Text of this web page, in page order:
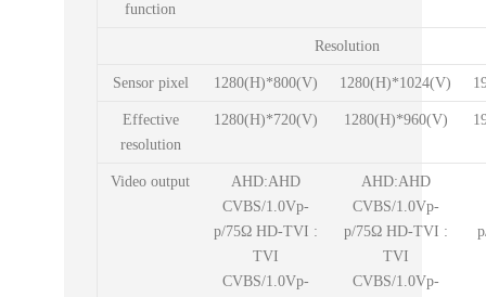
function
Resolution
Sensor pixel 1280(H)*800(V) 1280(H)*1024(V)
Effective
resolution
1280(H)*720(V) 1280(H)*960(V)
Video output
AHD:AHD
CVBS/1.0Vp-
p/75Ω HD-TVI :
TVI
CVBS/1.0Vp-
AHD:AHD
CVBS/1.0Vp-
p/75Ω HD-TVI :
TVI
CVBS/1.0Vp-